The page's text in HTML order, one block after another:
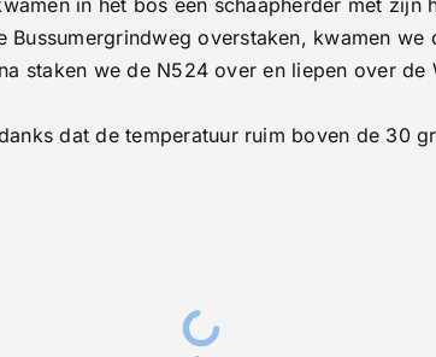
in het bos een schaapherder met zijn
overstaken, kwamen we
staken we de N524 over en liepen over de
dat de temperatuur ruim boven de 30